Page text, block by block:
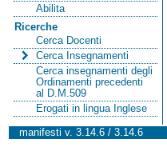
Abilita
Ricerche
Cerca Docenti
Cerca Insegnamenti
Cerca insegnamenti degli
Ordinamenti precedenti
al D.M.509
Erogati in lingua Inglese
manifesti v. 3.14.6 / 3.14.6